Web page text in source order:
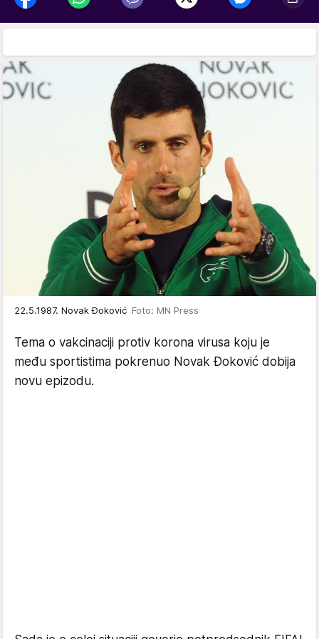
22.5.1987. Novak Đoković Foto: MN Press
Tema o vakcinaciji protiv korona virusa koju je
među sportistima pokrenuo Novak Đoković dobija
novu epizodu.